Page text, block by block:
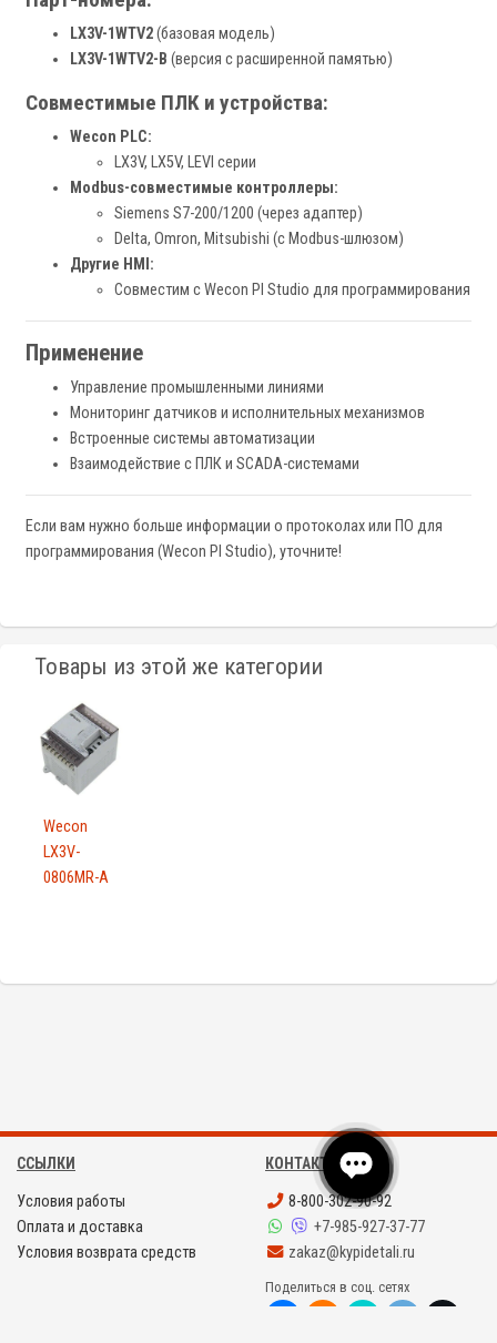
LX3V-1WTV2(базовая модель)
LX3V-1WTV2-B (версия с расширенной памятью)
Совместимые ПЛК и устройства:
Wecon PLC:
LX3V, LX5V, LEVI серии
Modbus-совместимые контроллеры:
Siemens S7-200/1200 (через адаптер)
Delta, Omron, Mitsubishi (с Modbus-шлюзом)
Другие HMI:
Совместим с Wecon PI Studio для программирования
Применение
Управление промышленными линиями
Мониторинг датчиков и исполнительных механизмов
Встроенные системы автоматизации
Взаимодействие с ПЛК и SCADA-системами
Если вам нужно больше информации о протоколах или ПО для
программирования (Wecon PI Studio), уточните!
Товары из этой же категории
Wecon
LX3V-
0806MR-A
ССЫЛКИ
Условия работы
Оплата и доставка
Условия возврата средств
КОНТАКТЫ
8-800-302-90-92
+7-985-927-37-77
zakaz@kypidetali.ru
Поделиться в соц. сетях